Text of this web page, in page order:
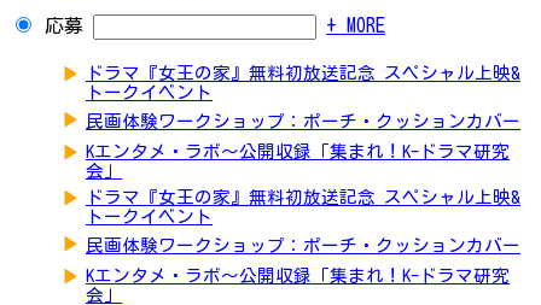
応募 + MORE
▶
ドラマ『女王の家』無料初放送記念 スペシャル上映&
トークイベント
▶ 民画体験ワークショップ：ポーチ・クッションカバー
▶ Kエンタメ・ラボ～公開収録「集まれ！K-ドラマ研究
会」
▶
ドラマ『女王の家』無料初放送記念 スペシャル上映&
トークイベント
▶ 民画体験ワークショップ：ポーチ・クッションカバー
▶ Kエンタメ・ラボ～公開収録「集まれ！K-ドラマ研究
会」